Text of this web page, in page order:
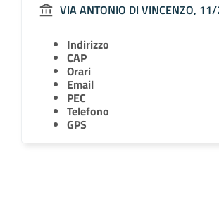
VIA ANTONIO DI VINCENZO,
Indirizzo
CAP
Orari
Email
PEC
Telefono
GPS